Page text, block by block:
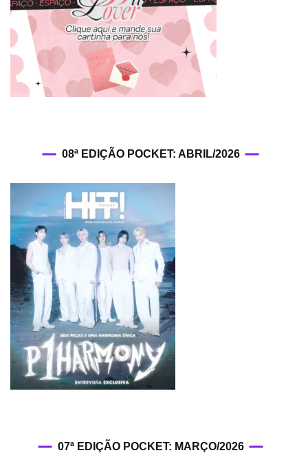
08ª EDIÇÃO POCKET: ABRIL/2026
07ª EDIÇÃO POCKET: MARÇO/2026